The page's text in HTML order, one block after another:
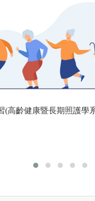
(高齡健康暨長期照護學